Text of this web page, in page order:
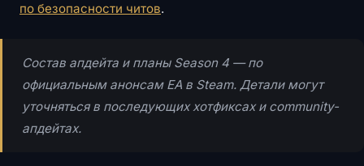
по безопасности читов.
Состав апдейта и планы Season 4 — по
официальным анонсам EA в Steam. Детали могут
уточняться в последующих хотфиксах и community-
апдейтах.